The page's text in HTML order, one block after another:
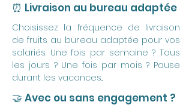
⏰ Livraison au bureau adaptée
Choisissez la fréquence de livraison
de fruits au bureau adaptée pour vos
salariés. Une fois par semaine ? Tous
les jours ? Une fois par mois ? Pause
durant les vacances...
🤝 Avec ou sans engagement ?